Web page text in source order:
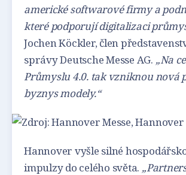
americké softwarové firmy a
které podporují digitalizaci
Jochen Köckler, člen
správy Deutsche Messe AG. „Na
Průmyslu 4.0. tak vzniknou nová
byznys modely.“
Hannover vyšle silné
impulzy do celého světa.